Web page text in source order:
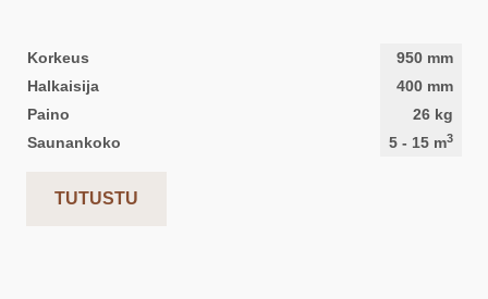
Korkeus 950 mm
Halkaisija
400 mm
Paino
26 kg
Saunankoko
5 - 15 m3
TUTUSTU